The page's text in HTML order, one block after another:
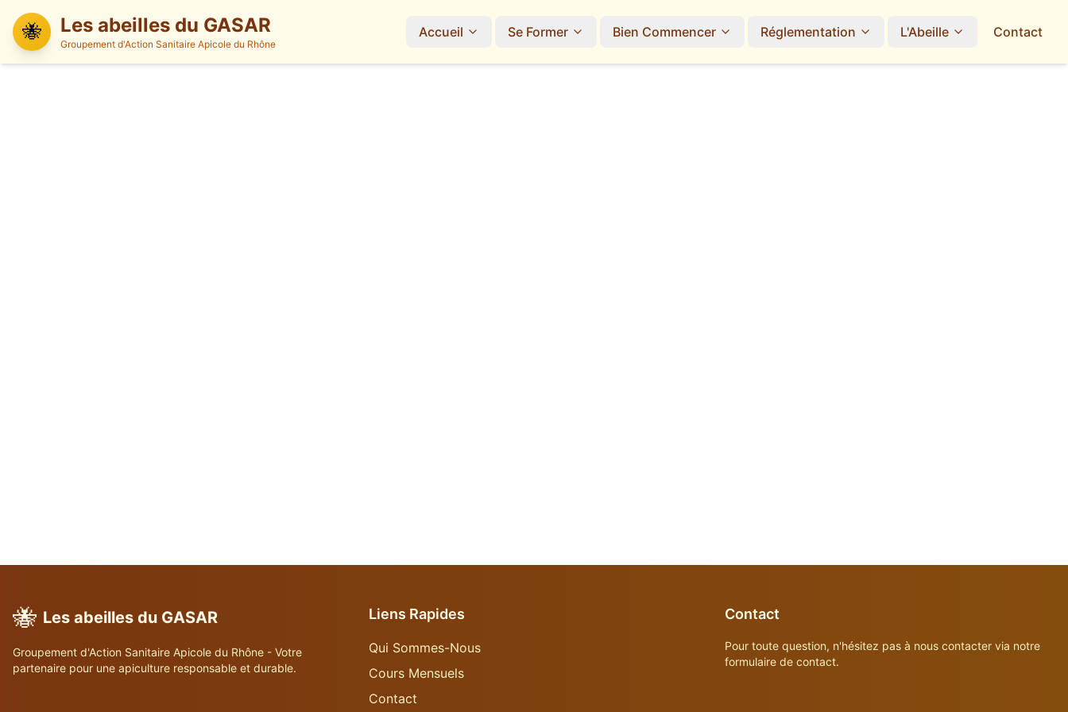
🐝 Les abeilles du GASAR
Groupement d'Action Sanitaire Apicole du Rhône
Accueil Se Former Bien Commencer Réglementation L'Abeille Contact
🐝 Les abeilles du GASAR
Groupement d'Action Sanitaire Apicole du Rhône - Votre
partenaire pour une apiculture responsable et durable.
Liens Rapides
Qui Sommes-Nous
Cours Mensuels
Contact
Contact
Pour toute question, n'hésitez pas à nous contacter via notre
formulaire de contact.